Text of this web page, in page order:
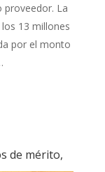
proveedor. La
13 millones
por el monto
de mérito,